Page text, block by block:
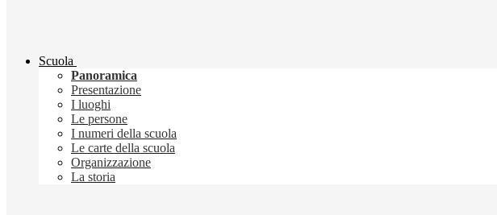
Scuola
Panoramica
Presentazione
I luoghi
Le persone
I numeri della scuola
Le carte della scuola
Organizzazione
La storia